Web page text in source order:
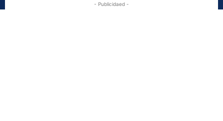
- Publicidaed -